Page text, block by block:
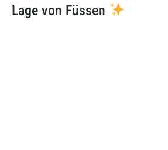
Lage von Füssen